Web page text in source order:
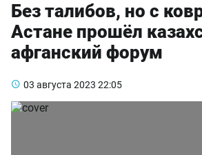
Без талибов, но с
Астане прошёл
афганский форум
03 августа 2023 22:05